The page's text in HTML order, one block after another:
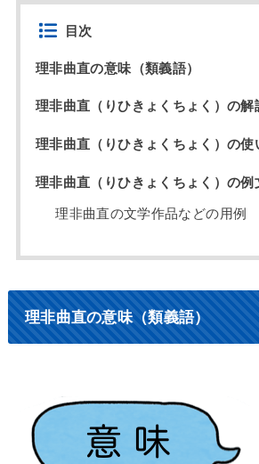
目次
理非曲直の意味（類義語）
理非曲直（りひきょくちょく）の解
理非曲直（りひきょくちょく）の使
理非曲直（りひきょくちょく）の例
理非曲直の文学作品などの用例
理非曲直の意味（類義語）